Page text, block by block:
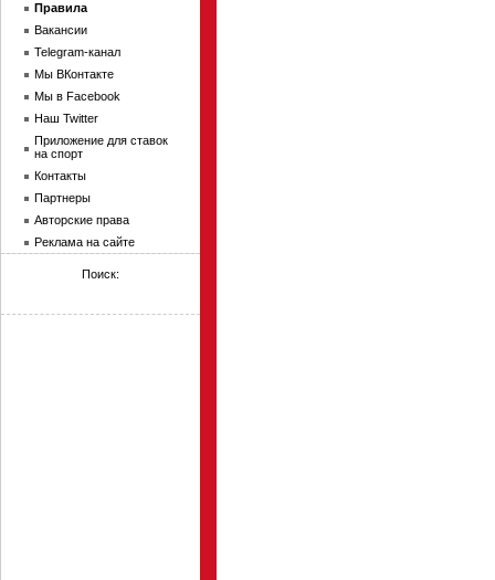
Правила
Вакансии
Telegram-канал
Мы ВКонтакте
Мы в Facebook
Наш Twitter
Приложение для ставок
на спорт
Контакты
Партнеры
Авторские права
Реклама на сайте
Поиск: